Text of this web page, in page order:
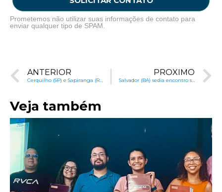
Prometemos não utilizar suas informações de contato para
enviar qualquer tipo de SPAM.
ANTERIOR PRÓXIMO
Veja também